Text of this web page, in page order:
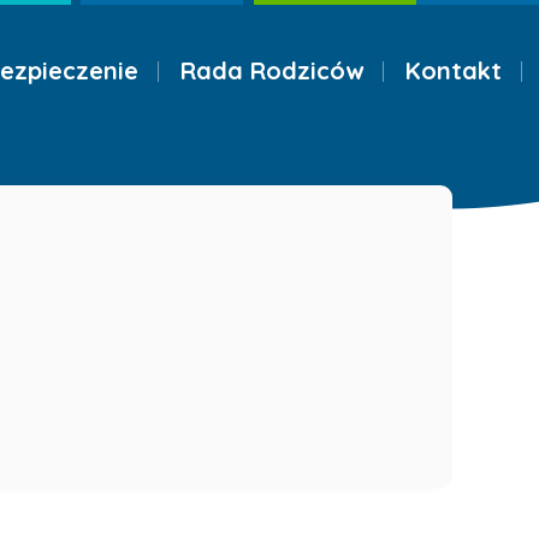
Rada Rodziców Kontakt